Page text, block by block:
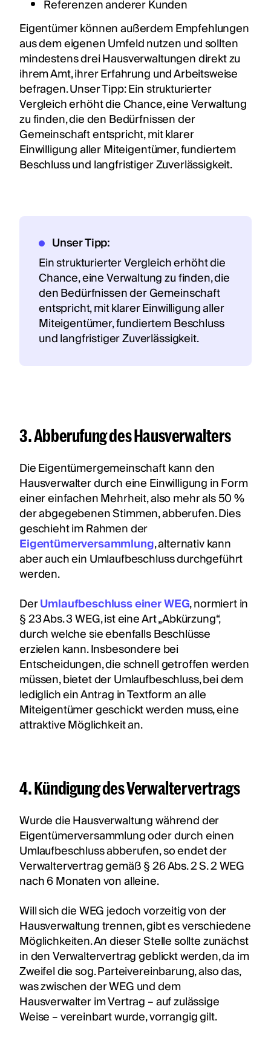
Referenzen anderer Kunden
Eigentümer können außerdem Empfehlungen
aus dem eigenen Umfeld nutzen und sollten
mindestens drei Hausverwaltungen direkt zu
ihrem Amt, ihrer Erfahrung und Arbeitsweise
befragen. Unser Tipp: Ein strukturierter
Vergleich erhöht die Chance, eine Verwaltung
zu finden, die den Bedürfnissen der
Gemeinschaft entspricht, mit klarer
Einwilligung aller Miteigentümer, fundiertem
Beschluss und langfristiger Zuverlässigkeit.
Unser Tipp:
Ein strukturierter Vergleich erhöht die
Chance, eine Verwaltung zu finden, die
den Bedürfnissen der Gemeinschaft
entspricht, mit klarer Einwilligung aller
Miteigentümer, fundiertem Beschluss
und langfristiger Zuverlässigkeit.
3. Abberufung des Hausverwalters‍
Die Eigentümergemeinschaft kann den
Hausverwalter durch eine Einwilligung in Form
einer einfachen Mehrheit, also mehr als 50 %
der abgegebenen Stimmen, abberufen. Dies
geschieht im Rahmen der
Eigentümerversammlung, alternativ kann
aber auch ein Umlaufbeschluss durchgeführt
werden.
DerUmlaufbeschluss einer WEG, normiert in
§ 23 Abs. 3 WEG, ist eine Art „Abkürzung“,
durch welche sie ebenfalls Beschlüsse
erzielen kann. Insbesondere bei
Entscheidungen, die schnell getroffen werden
müssen, bietet der Umlaufbeschluss, bei dem
lediglich ein Antrag in Textform an alle
Miteigentümer geschickt werden muss, eine
attraktive Möglichkeit an.
4. Kündigung des Verwaltervertrags‍
Wurde die Hausverwaltung während der
Eigentümerversammlung oder durch einen
Umlaufbeschluss abberufen, so endet der
Verwaltervertrag gemäß § 26 Abs. 2 S. 2 WEG
nach 6 Monaten von alleine.
Will sich die WEG jedoch vorzeitig von der
Hausverwaltung trennen, gibt es verschiedene
Möglichkeiten. An dieser Stelle sollte zunächst
in den Verwaltervertrag geblickt werden, da im
Zweifel die sog. Parteivereinbarung, also das,
was zwischen der WEG und dem
Hausverwalter im Vertrag – auf zulässige
Weise – vereinbart wurde, vorrangig gilt.